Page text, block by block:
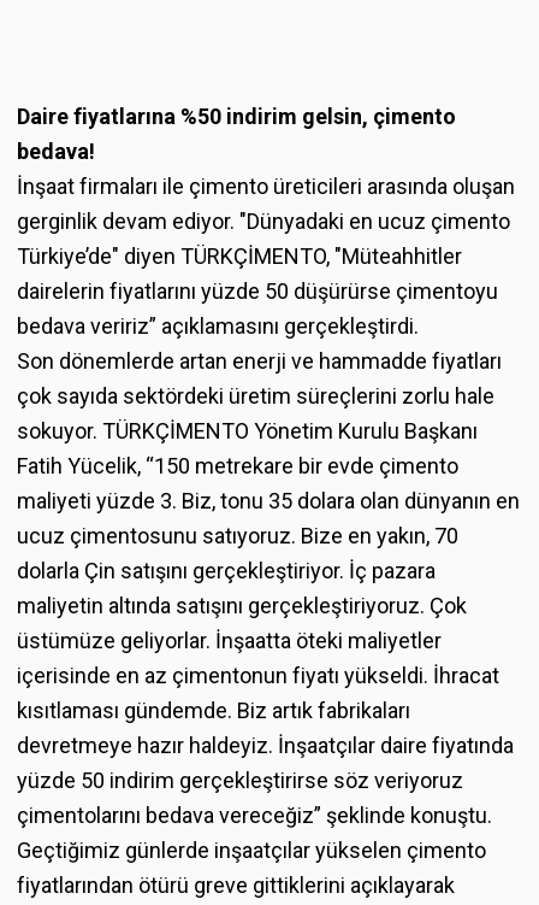
Daire fiyatlarına %50 indirim gelsin, çimento
bedava!
İnşaat firmaları ile çimento üreticileri arasında oluşan
gerginlik devam ediyor. "Dünyadaki en ucuz çimento
Türkiye’de" diyen TÜRKÇİMENTO, "Müteahhitler
dairelerin fiyatlarını yüzde 50 düşürürse çimentoyu
bedava veririz” açıklamasını gerçekleştirdi.
Son dönemlerde artan enerji ve hammadde fiyatları
çok sayıda sektördeki üretim süreçlerini zorlu hale
sokuyor. TÜRKÇİMENTO Yönetim Kurulu Başkanı
Fatih Yücelik, “150 metrekare bir evde çimento
maliyeti yüzde 3. Biz, tonu 35 dolara olan dünyanın en
ucuz çimentosunu satıyoruz. Bize en yakın, 70
dolarla Çin satışını gerçekleştiriyor. İç pazara
maliyetin altında satışını gerçekleştiriyoruz. Çok
üstümüze geliyorlar. İnşaatta öteki maliyetler
içerisinde en az çimentonun fiyatı yükseldi. İhracat
kısıtlaması gündemde. Biz artık fabrikaları
devretmeye hazır haldeyiz. İnşaatçılar daire fiyatında
yüzde 50 indirim gerçekleştirirse söz veriyoruz
çimentolarını bedava vereceğiz” şeklinde konuştu.
Geçtiğimiz günlerde inşaatçılar yükselen çimento
fiyatlarından ötürü greve gittiklerini açıklayarak